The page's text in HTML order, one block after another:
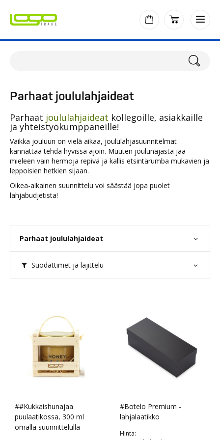
Parhaat joululahjaideat
Parhaat joululahjaideat kollegoille, asiakkaille
ja yhteistyökumppaneille!
Vaikka jouluun on vielä aikaa, joululahjasuunnitelmat
kannattaa tehdä hyvissä ajoin. Muuten joulunajasta jää
mieleen vain hermoja repivä ja kallis etsintärumba mukavien ja
leppoisien hetkien sijaan.
Oikea-aikainen suunnittelu voi säästää jopa puolet
lahjabudjetista!
Parhaat joululahjaideat
Suodattimet ja lajittelu
##Kukkaishunajaa
puulaatikossa, 300 ml
omalla suunnittelulla
#Botelo Premium -
lahjalaatikko
Hinta: